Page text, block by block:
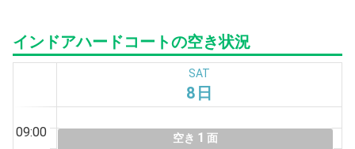
インドアハードコートの空き状況
SAT
8日
09:00 空き 1 面